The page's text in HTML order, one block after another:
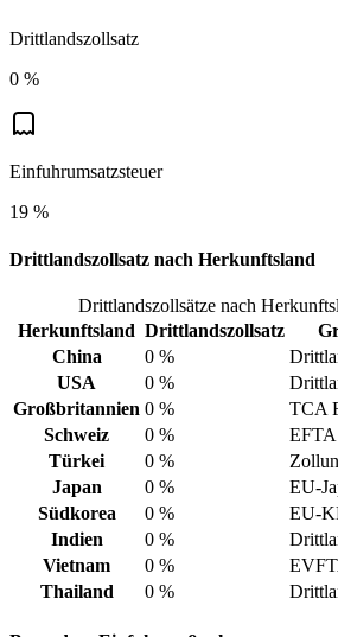
Drittlandszollsatz
0 %
Einfuhrumsatzsteuer
19 %
Drittlandszollsatz nach Herkunftsland
Drittlandszollsätze nach
Herkunftsland Drittlandszollsatz
China
0 %
USA
0 %
Großbritannien 0 %
TCA
Schweiz
0 %
EFTA
Türkei
0 %
Japan
0 %
EU-
Südkorea
0 %
EU-
Indien
0 %
Vietnam
0 %
Thailand
0 %